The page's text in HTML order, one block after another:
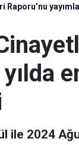
ile 2024